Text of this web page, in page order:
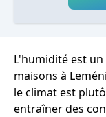
L'humidité est
maisons à
le climat est
entraîner des